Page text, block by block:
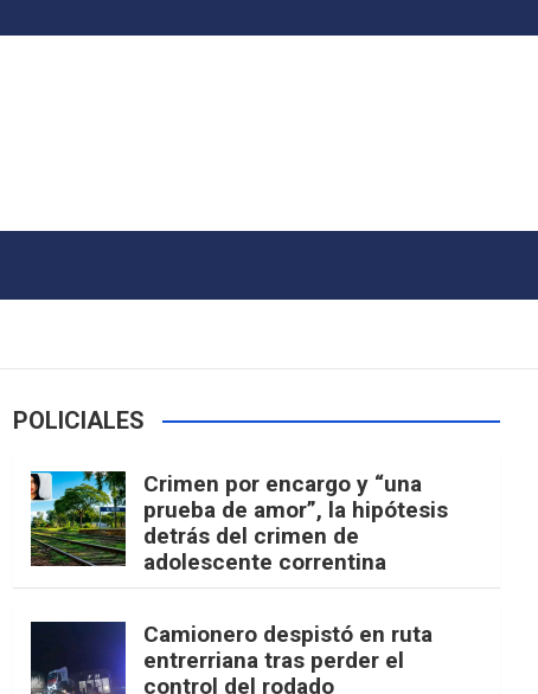
POLICIALES
Crimen por encargo y “una
prueba de amor”, la hipótesis
detrás del crimen de
adolescente correntina
Camionero despistó en ruta
entrerriana tras perder el
control del rodado